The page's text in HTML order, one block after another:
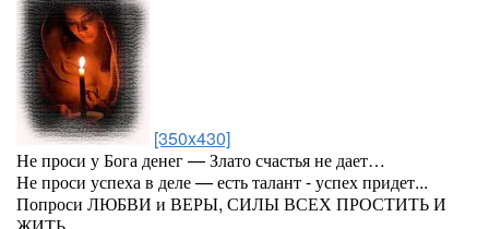
[350x430]
Не проси у Бога денег — Злато счастья не дает…
Не проси успеха в деле — есть талант - успех придет...
Попроси ЛЮБВИ и ВЕРЫ, СИЛЫ ВСЕХ ПРОСТИТЬ И